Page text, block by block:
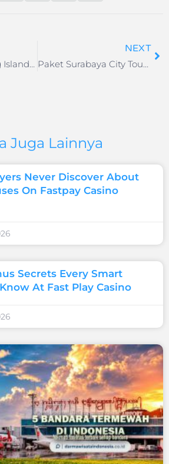
Belitung Hopping Islands 3D2N
NEXT
Paket Surabaya City Tour 3D2N
Juga Lainnya
Never Discover About
On Fastpay Casino
Secrets Every Smart
At Fast Play Casino